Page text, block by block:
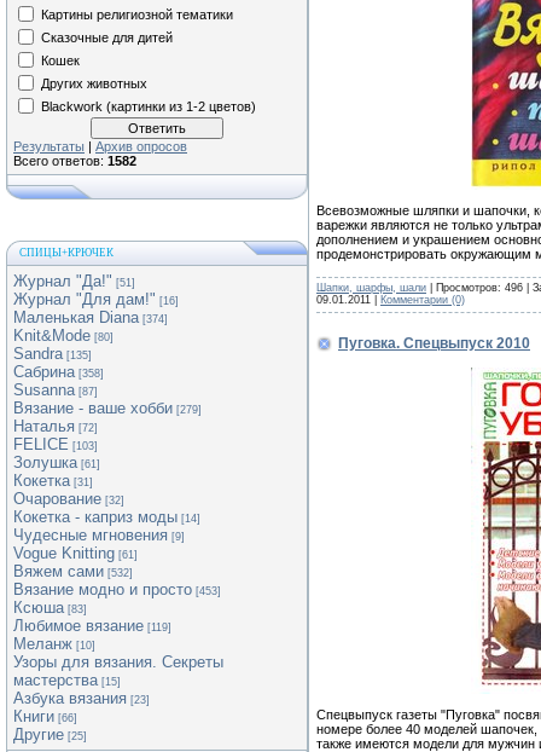
Картины религиозной тематики
Сказочные для дитей
Кошек
Других животных
Blackwork (картинки из 1-2 цветов)
Результаты | Архив опросов
Всего ответов: 1582
СПИЦЫ+КРЮЧЕК
Журнал "Да!" [51]
Журнал "Для дам!" [16]
Маленькая Diana [374]
Knit&Mode [80]
Sandra [135]
Сабрина [358]
Susanna [87]
Вязание - ваше хобби [279]
Наталья [72]
FELICE [103]
Золушка [61]
Кокетка [31]
Очарование [32]
Кокетка - каприз моды [14]
Чудесные мгновения [9]
Vogue Knitting [61]
Вяжем сами [532]
Вязание модно и просто [453]
Ксюша [83]
Любимое вязание [119]
Меланж [10]
Узоры для вязания. Секреты
мастерства [15]
Азбука вязания [23]
Книги [66]
Другие [25]
Всевозможные шляпки и шапочки,
варежки являются не только
дополнением и украшением
продемонстрировать окружающим
Шапки, шарфы, шали | Просмотров: 496 |
09.01.2011
Комментарии (0)
Пуговка. Спецвыпуск 2010
Спецвыпуск газеты "Пуговка"
номере более 40 моделей
также имеются модели для мужчин